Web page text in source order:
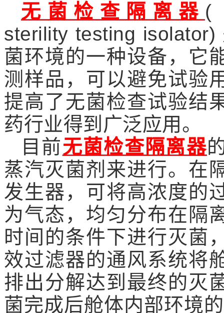
无菌检查隔离器 (
sterility testing
菌环境的一种设备，它
测样品，可以避免试验
提高了无菌检查试验结
药行业得到广泛应用。
目前无菌检查隔离器
蒸汽灭菌剂来进行。在
发生器，可将高浓度的
为气态，均匀分布在隔
时间的条件下进行灭菌
效过滤器的通风系统将
排出分解达到最终的灭
菌完成后舱体内部环境